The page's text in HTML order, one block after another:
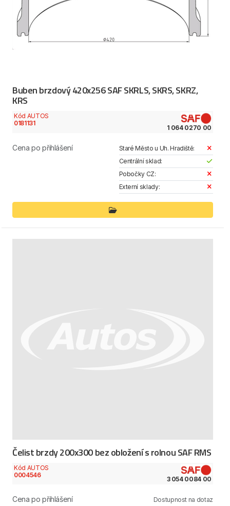
Buben brzdový 420x256 SAF SKRLS, SKRS, SKRZ,
KRS
Kód AUTOS
0181131
1 064 0270 00
Cena po přihlášení
Staré Město u Uh. Hradiště:
Centrální sklad:
Pobočky CZ:
Externí sklady:
Čelist brzdy 200x300 bez obložení s rolnou SAF RMS
Kód AUTOS
0004546
3 054 0084 00
Cena po přihlášení Dostupnost na dotaz